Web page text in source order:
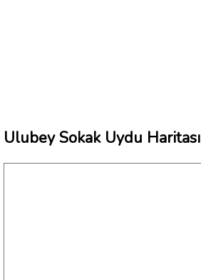
Ulubey Sokak Uydu Haritası